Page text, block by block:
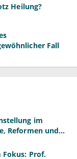
Heilung?
Fall
im
Reformen und
Prof.